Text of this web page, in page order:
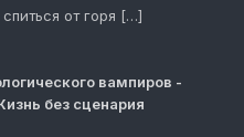
от горя […]
вампиров -
без сценария